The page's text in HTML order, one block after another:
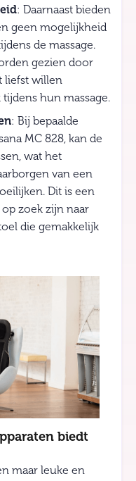
: Daarnaast bieden
geen mogelijkheid
de massage.
gezien door
liefst willen
hun massage​​.
: Bij bepaalde
MC 828, kan de
wat het
van een
Dit is een
zoek zijn naar
die gemakkelijk
biedt
maar leuke en